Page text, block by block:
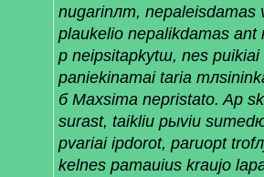
nugarinлm,
plaukelio nepalikdamas
р neiрsitaрkytш, nes
paniekinamai taria
б Maxsimа nepristato. Aр
surast, taikliu рыviu
рvariai iрdorot, paruoрt
kelnes pamaиius kraujo